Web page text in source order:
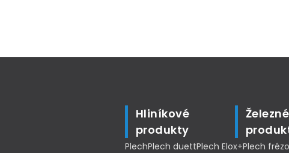
Hliníkové
produkty
Železné
PlechPlech duettPlech Elox+Plech